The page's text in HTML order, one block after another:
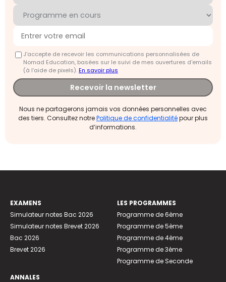
J'accepte de recevoir les communications personnalisées de
Nomad Education, basées sur le suivi de mes ouvertures d'emails
(à l’aide de pixels).En savoir plus
Recevoir la newsletter
Nous ne partagerons jamais vos données personnelles avec
des tiers. Consultez notrePolitique de confidentialitépour plus
d’informations.
EXAMENS
Simulateur notes Bac 2026
Simulateur notes Brevet 2026
Bac 2026
Brevet 2026
ANNALES
LES PROGRAMMES
Programme de 6ème
Programme de 5ème
Programme de 4ème
Programme de 3ème
Programme de Seconde